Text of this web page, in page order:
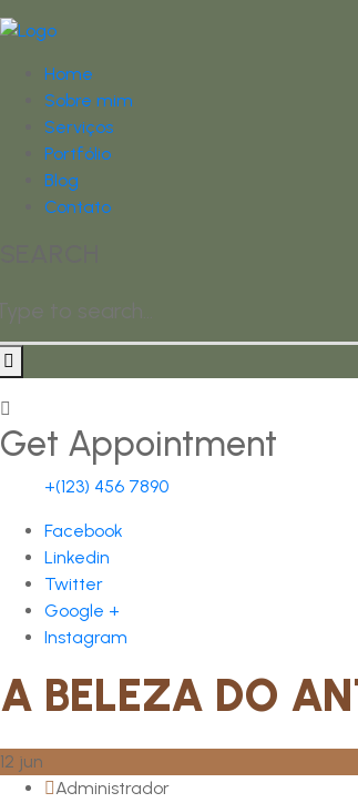
Home
Sobre mim
Serviços
Portfólio
Blog
Contato
Get Appointment
+(123) 456 7890
Facebook
Linkedin
Twitter
Google +
Instagram
A BELEZA DO
12 jun
Administrador